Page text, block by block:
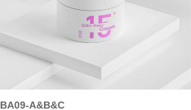
BA09-A&B&C